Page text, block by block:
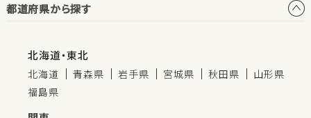
都道府県から探す
北海道・東北
北海道 青森県 岩手県 宮城県 秋田県
山形県
福島県